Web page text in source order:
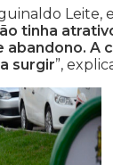
Leite,
tinha
A
surgir”,